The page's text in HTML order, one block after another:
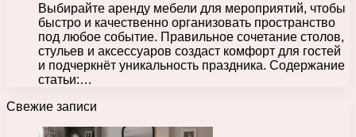
Выбирайте аренду мебели для мероприятий, чтобы
быстро и качественно организовать пространство
под любое событие. Правильное сочетание столов,
стульев и аксессуаров создаст комфорт для гостей
и подчеркнёт уникальность праздника. Содержание
статьи:…
Свежие записи